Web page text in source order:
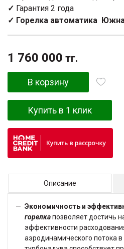
✓ Гарантия 2 года
✓ Горелка автоматика
1 760 000 тг.
В корзину
Купить в 1 клик
Описание
Экономичность и
горелкапозволяет достичь
эффективности
аэродинамического потока